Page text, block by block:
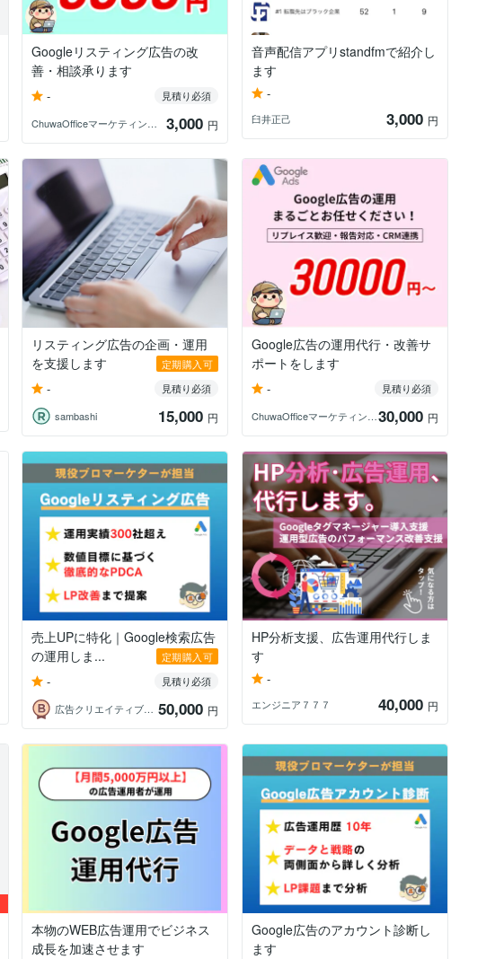
Googleリスティング広告の改
善・相談承ります
-
見積り必須
ChuwaOfficeマーケティング支援
3,000 円
音声配信アプリstandfmで紹介し
ます
-
臼井正己 3,000 円
リスティング広告の企画・運用
を支援します
定期購入可
-
見積り必須
sambashi
15,000 円
Google広告の運用代行・改善サ
ポートをします
-
見積り必須
ChuwaOfficeマーケティング支援 30,000 円
売上UPに特化｜Google検索広告
の運用しま...
定期購入可
-
見積り必須
広告クリエイティブ学べます＠広告運用プロ
50,000 円
HP分析支援、広告運用代行しま
す
-
エンジニア７７７ 40,000 円
本物のWEB広告運用でビジネス
成長を加速させます
Google広告のアカウント診断し
ます